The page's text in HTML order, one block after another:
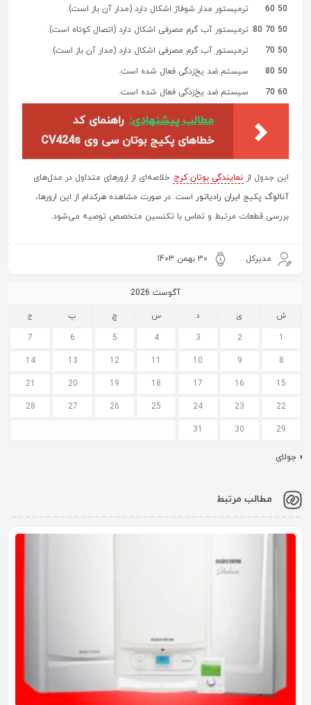
50 60
ترمیستور مدار شوفاژ اشکال دارد (مدار آن باز است).
50 70 80
ترمیستور آب گرم مصرفی اشکال دارد (اتصال کوتاه است).
50 70
ترمیستور آب گرم مصرفی اشکال دارد (مدار آن باز است).
50 80
سیستم ضد یخ‌زدگی فعال شده است.
60 70
سیستم ضد یخ‌زدگی فعال شده است.
مطالب پیشنهادی: راهنمای کد
خطاهای پکیج بوتان سی وی CV424s
این جدول از نمایندگی بوتان کرج خلاصه‌ای از ارورهای متداول در مدل‌های
آنالوگ پکیج ایران رادیاتور است. در صورت مشاهده هرکدام از این ارورها،
بررسی قطعات مرتبط و تماس با تکنسین متخصص توصیه می‌شود.
مدیرکل 30 بهمن 1403
آگوست 2026
ش ی د س چ پ
ج
1
2
3
4
5
6
7
8
9
10
11
12
13
14
15
16
17
18
19
20
21
22
23
24
25
26
27
28
29
30
31
« جولای
مطالب مرتبط